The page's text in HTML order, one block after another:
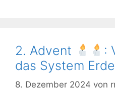
2. Advent
:
das System
8. Dezember 2024 von